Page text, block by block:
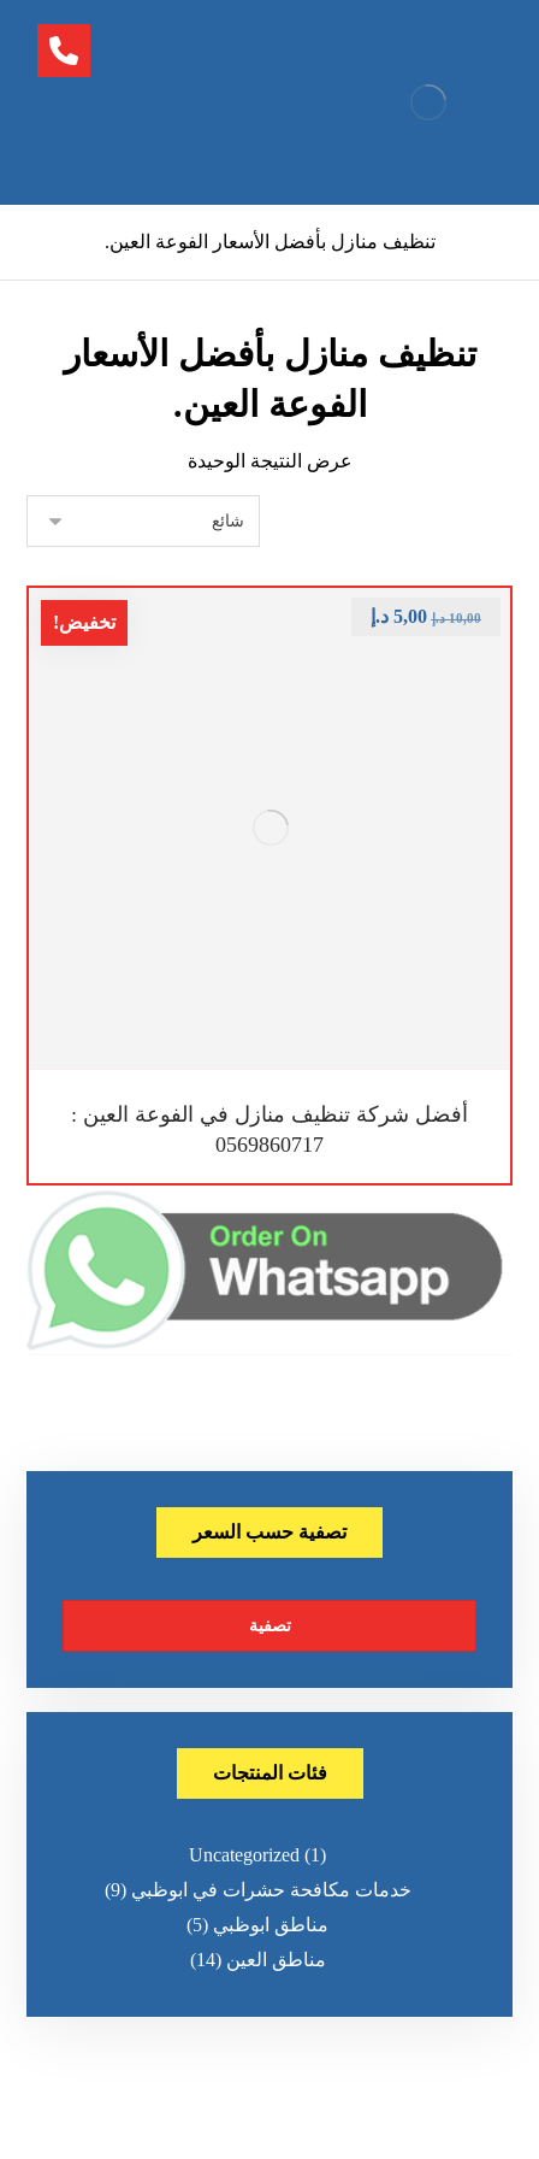
تنظيف منازل بأفضل الأسعار الفوعة العين.
تنظيف منازل بأفضل الأسعار
الفوعة العين.
عرض النتيجة الوحيدة
تخفيض!
أفضل شركة تنظيف منازل في الفوعة العين :
0569860717
10,00 د.إ 5,00 د.إ
تصفية حسب السعر
تصفية
فئات المنتجات
Uncategorized (1)
خدمات مكافحة حشرات في ابوظبي (9)
مناطق ابوظبي (5)
مناطق العين (14)